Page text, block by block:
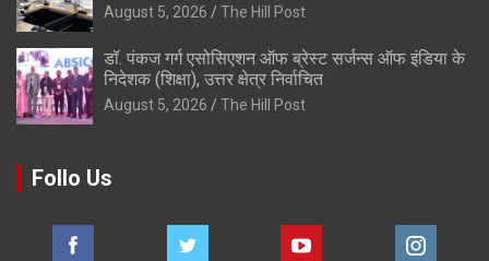
August 5, 2026 The Hill Post
डॉ. पंकज गर्ग एसोसिएशन ऑफ ब्रेस्ट सर्जन्स ऑफ इंडिया के
निदेशक (शिक्षा), उत्तर क्षेत्र निर्वाचित
August 5, 2026 The Hill Post
Follo Us